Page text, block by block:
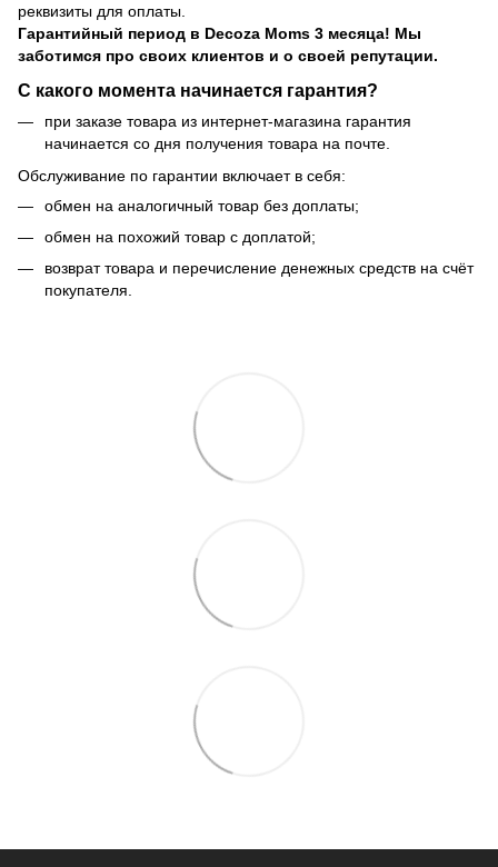
реквизиты для оплаты.
Гарантийный период в Decoza Moms 3 месяца! Мы
заботимся про своих клиентов и о своей репутации.
С какого момента начинается гарантия?
при заказе товара из интернет-магазина гарантия
начинается со дня получения товара на почте.
Обслуживание по гарантии включает в себя:
обмен на аналогичный товар без доплаты;
обмен на похожий товар с доплатой;
возврат товара и перечисление денежных средств на счёт
покупателя.